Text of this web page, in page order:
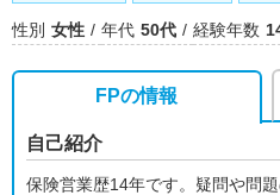
性別 女性 年代 50代 経験年数
FPの情報
自己紹介
保険営業歴14年です。疑問や問